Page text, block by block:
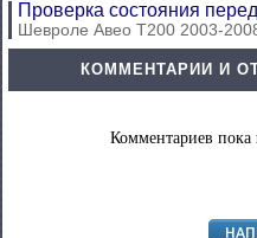
Проверка состояния
Шевроле Авео Т200 2003-
КОММЕНТАРИИ И
Комментариев пока